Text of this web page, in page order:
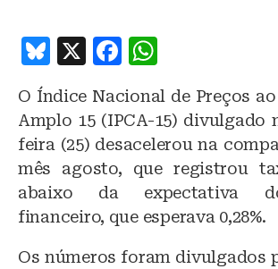
B
e
s
k
y
X
F
c
e
b
o
k
at
s
A
p
p
O Índice Nacional de Preços
Amplo 15 (IPCA-15) divulgado
feira (25) desacelerou na
mês agosto, que registrou
abaixo da expectativa
financeiro, que esperava 0,28%.
Os números foram divulgados